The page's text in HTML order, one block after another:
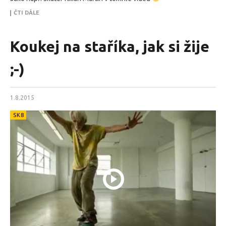
ČTI DÁLE
Koukej na staříka, jak si žije
;-)
1.8.2015
SK8